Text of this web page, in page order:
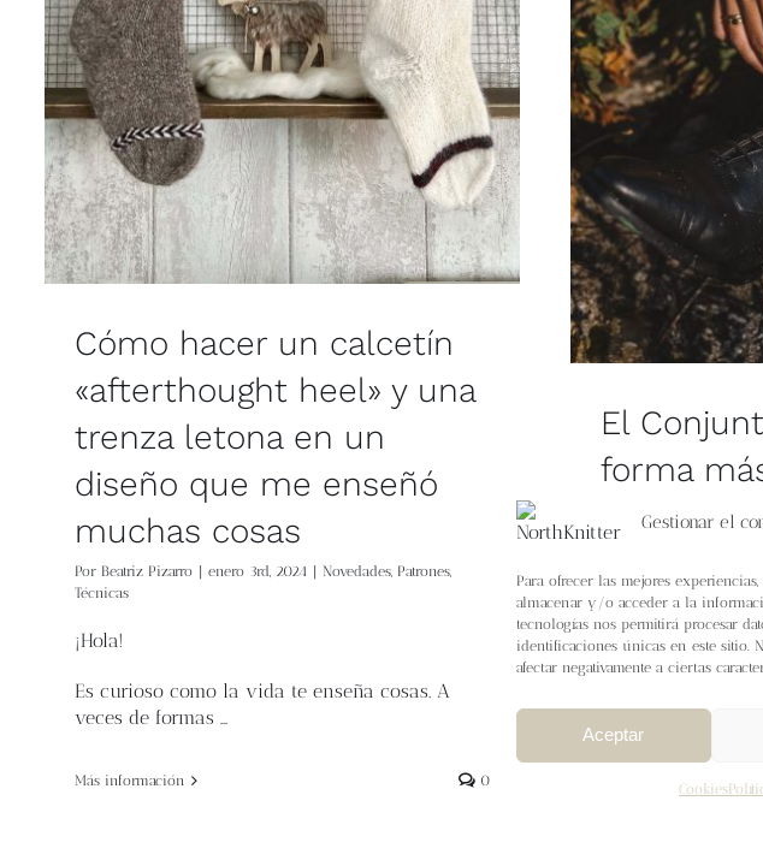
Gestionar el
Para ofrecer las mejores
almacenar y/o acceder a la
tecnologías nos permitirá procesar
identificaciones únicas en este sitio.
afectar negativamente a ciertas
Aceptar
Cookies
Cómo hacer un calcetín
«afterthought heel» y una
trenza letona en un
diseño que me enseñó
muchas cosas
Por Beatriz Pizarro | enero 3rd, 2024 | Novedades Patrones
Técnicas
¡Hola!
Es curioso como la vida te enseña cosas. A
veces de formas …
Más información 0
El
forma
aprender
PorBeatriz Pizarro |
¡Hola!
un pequeño antojo …
Más información